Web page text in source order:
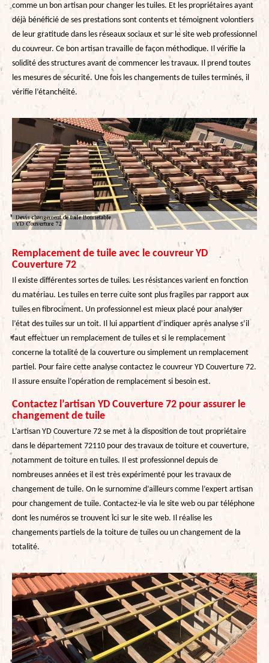
comme un bon artisan pour changer les tuiles. Et les propriétaires ayant
déjà bénéficié de ses prestations sont contents et témoignent volontiers
de leur gratitude dans les réseaux sociaux et sur le site web professionnel
du couvreur. Ce bon artisan travaille de façon méthodique. Il vérifie la
solidité des structures avant de commencer les travaux. Il prend toutes
les mesures de sécurité. Une fois les changements de tuiles terminés, il
vérifie l’étanchéité.
Remplacement de tuile avec le couvreur YD
Couverture 72
Il existe différentes sortes de tuiles. Les résistances varient en fonction
du matériau. Les tuiles en terre cuite sont plus fragiles par rapport aux
tuiles en fibrociment. Un professionnel est mieux placé pour analyser
l’état des tuiles sur un toit. Il lui appartient d’indiquer après analyse s’il
faut effectuer un remplacement de tuiles et si le remplacement
concerne la totalité de la couverture ou simplement un remplacement
partiel. Pour faire cette analyse contactez le couvreur YD Couverture 72.
Il assure ensuite l’opération de remplacement si besoin est.
Contactez l’artisan YD Couverture 72 pour assurer le
changement de tuile
L’artisan YD Couverture 72 se met à la disposition de tout propriétaire
dans le département 72110 pour des travaux de toiture et couverture,
notamment de toiture en tuiles. Il est professionnel depuis de
nombreuses années et il est très expérimenté pour les travaux de
changement de tuile. On le surnomme d’ailleurs comme l’expert artisan
pour changement de tuile. Contactez-le via le site web ou par téléphone
dont les numéros se trouvent ici sur le site web. Il réalise les
changements partiels de la toiture de tuiles ou un changement de la
totalité.